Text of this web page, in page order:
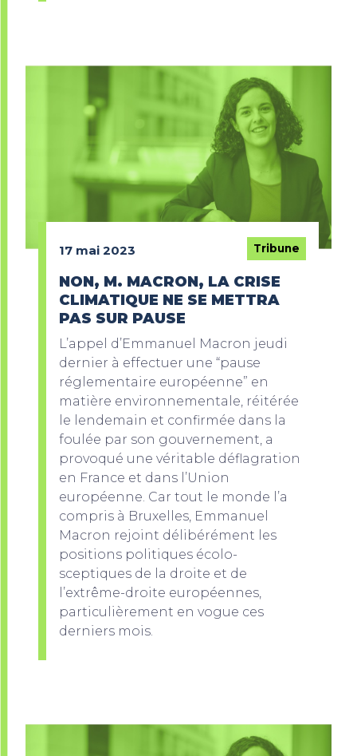
17 mai 2023 Tribune
NON, M. MACRON, LA CRISE
CLIMATIQUE NE SE METTRA
PAS SUR PAUSE
L’appel d’Emmanuel Macron jeudi
dernier à effectuer une “pause
réglementaire européenne” en
matière environnementale, réitérée
le lendemain et confirmée dans la
foulée par son gouvernement, a
provoqué une véritable déflagration
en France et dans l’Union
européenne. Car tout le monde l’a
compris à Bruxelles, Emmanuel
Macron rejoint délibérément les
positions politiques écolo-
sceptiques de la droite et de
l’extrême-droite européennes,
particulièrement en vogue ces
derniers mois.